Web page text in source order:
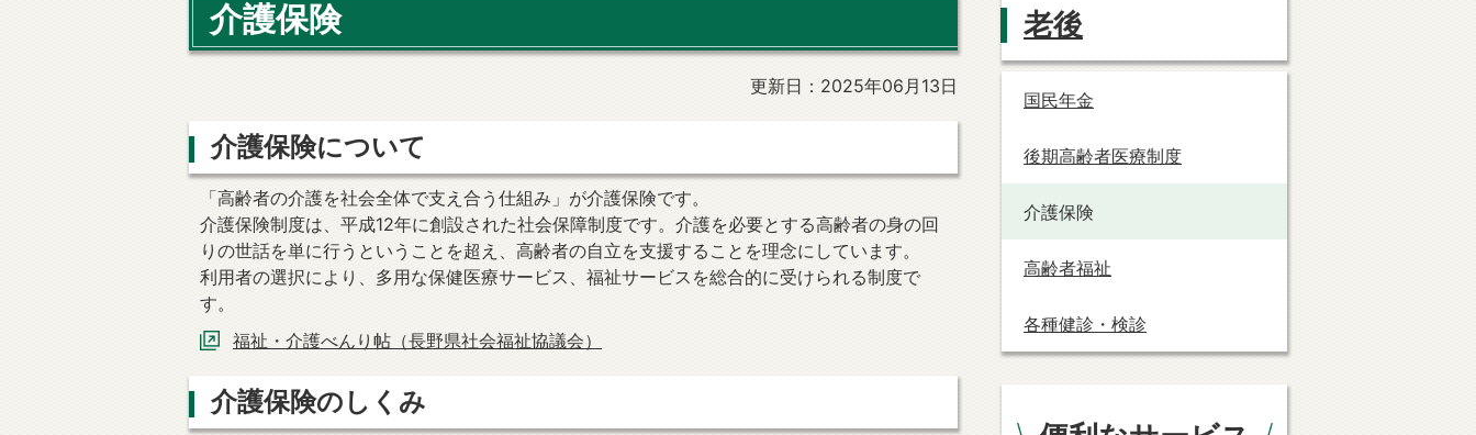
介護保険
更新日：2025年06月13日
介護保険について
「高齢者の介護を社会全体で支え合う仕組み」が介護保険です。
介護保険制度は、平成12年に創設された社会保障制度です。介護を必要とする高齢者の身の回
りの世話を単に行うということを超え、高齢者の自立を支援することを理念にしています。
利用者の選択により、多用な保健医療サービス、福祉サービスを総合的に受けられる制度で
す。
福祉・介護べんり帖（長野県社会福祉協議会）
介護保険のしくみ
老後
国民年金
後期高齢者医療制度
介護保険
高齢者福祉
各種健診・検診